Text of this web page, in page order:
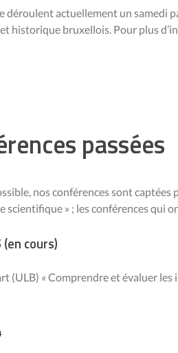
déroulent actuellement un samedi
historique bruxellois. Pour plus
passées
nos conférences sont
scientifique » ; les conférences qui
cours)
(ULB) « Comprendre et évaluer